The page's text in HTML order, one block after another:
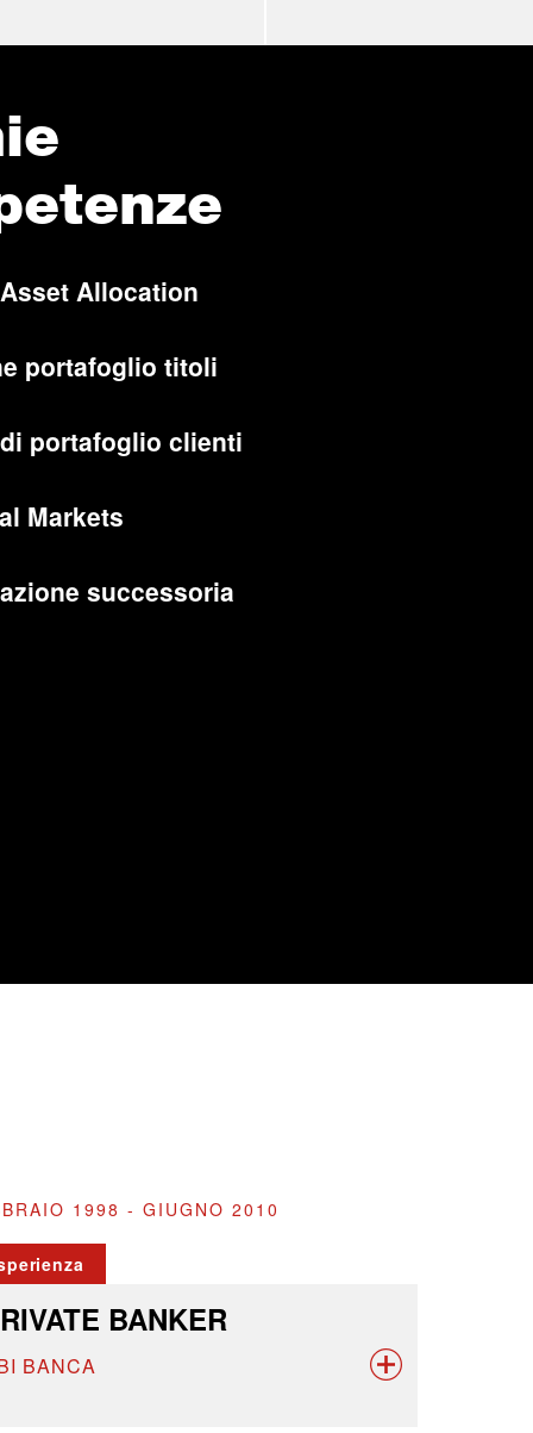
Allocation
portafoglio titoli
portafoglio clienti
Markets
successoria
1998 - GIUGNO 2010
BANKER
BANCA